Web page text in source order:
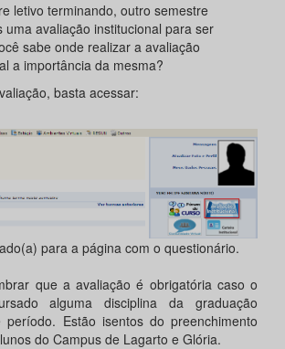
letivo terminando, outro semestre
uma avaliação institucional para ser
sabe onde realizar a avaliação
a importância da mesma?
basta acessar:
para a página com o questionário.
que a avaliação é obrigatória caso o
alguma disciplina da graduação
período. Estão isentos do preenchimento
do Campus de Lagarto e Glória.